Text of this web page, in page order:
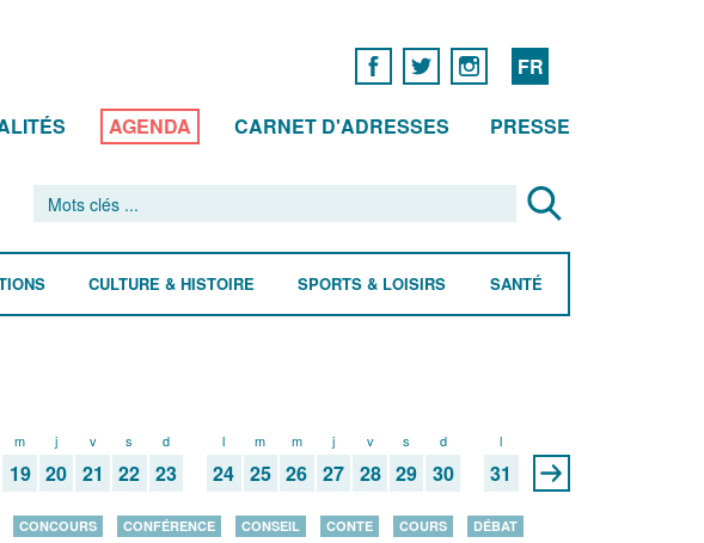
FR
AGENDA CARNET D'ADRESSES PRESSE
CULTURE & HISTOIRE SPORTS & LOISIRS SANTÉ
m
19
j
20
v
21
s
22
d
23
l
24
m
25
m
26
j
27
v
28
s
29
d
30
l
31
CONCOURS CONFÉRENCE CONSEIL CONTE COURS
DÉBAT